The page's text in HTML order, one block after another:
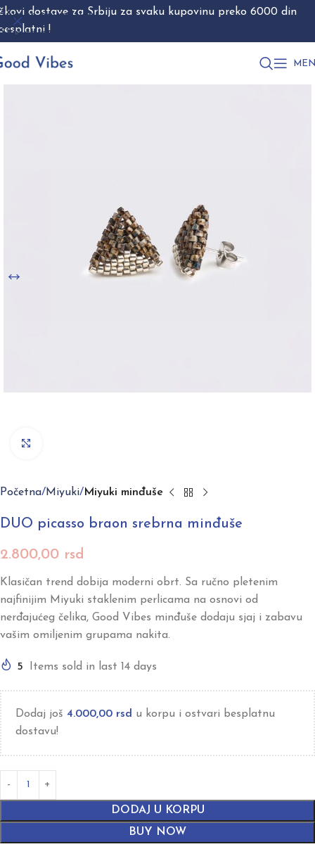
Skip to navigation
Skip to main content
Početna Miyuki Miyuki minđuše
DUO picasso braon srebrna minđuše
2.800,00 rsd
Klasičan trend dobija moderni obrt. Sa ručno pletenim
najfinijim Miyuki staklenim perlicama na osnovi od
nerđajućeg čelika, Good Vibes minđuše dodaju sjaj i zabavu
vašim omiljenim grupama nakita.
5 Items sold in last 14 days
Dodaj još 4.000,00 rsd u korpu i ostvari besplatnu
dostavu!
DODAJ U KORPU
BUY NOW
dostave za Srbiju za svaku kupovinu preko 6000 din
!